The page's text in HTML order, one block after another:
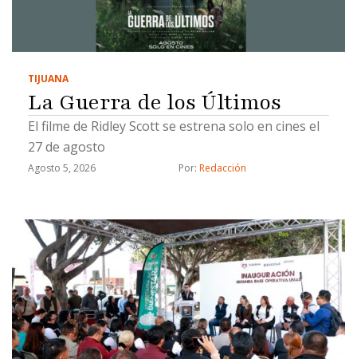
TIJUANA
La Guerra de los Últimos
El filme de Ridley Scott se estrena solo en cines el
27 de agosto
Agosto 5, 2026 Por: Redacción